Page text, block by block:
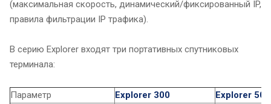
(максимальная скорость, динамический/фиксированный IP,
правила фильтрации IP трафика).
В серию Explorer входят три портативных спутниковых
терминала:
Параметр Explorer 300
Explorer 500